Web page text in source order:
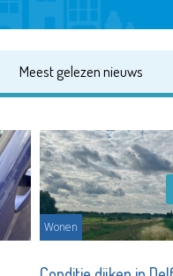
Meest gelezen nieuws
Wonen